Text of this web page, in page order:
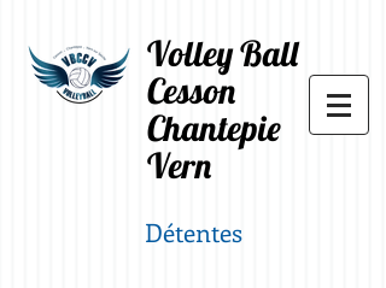
Volley Ball
Cesson
Chantepie
Vern
Détentes